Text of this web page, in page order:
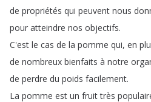
de propriétés qui peuvent nous
pour atteindre nos objectifs.
C'est le cas de la pomme qui, en
de nombreux bienfaits à notre
de perdre du poids facilement.
La pomme est un fruit très